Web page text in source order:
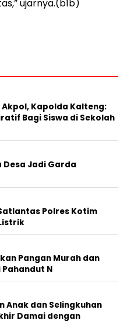
ujarnya.(b1b)
Kapolda Kalteng:
Bagi Siswa di Sekolah
Jadi Garda
Polres Kotim
Pangan Murah dan
N
Anak dan Selingkuhan
Damai dengan